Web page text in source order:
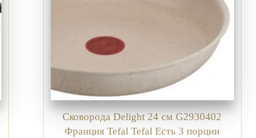
Сковорода Delight 24 см G2930402
Франция Tefal Tefal Есть 3 порции